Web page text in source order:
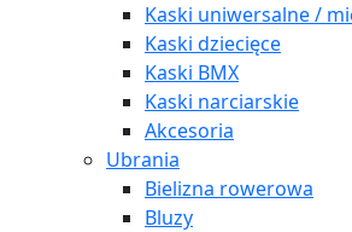
Kaski uniwersalne /
Kaski dziecięce
Kaski BMX
Kaski narciarskie
Akcesoria
Ubrania
Bielizna rowerowa
Bluzy